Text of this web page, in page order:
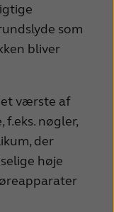
som
bliver
værste af
nøgler,
der
høje